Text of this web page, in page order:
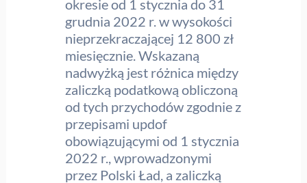
okresie od 1 stycznia do 31
grudnia 2022 r. w wysokości
nieprzekraczającej 12 800 zł
miesięcznie. Wskazaną
nadwyżką jest różnica między
zaliczką podatkową obliczoną
od tych przychodów zgodnie z
przepisami updof
obowiązującymi od 1 stycznia
2022 r., wprowadzonymi
przez Polski Ład, a zaliczką